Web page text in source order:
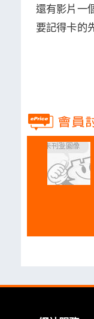
還有影片一
要記得卡的